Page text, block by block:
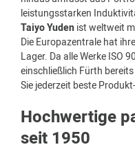
leistungsstarken
Taiyo Yudenist weltweit
Die Europazentrale hat
Lager. Da alle Werke ISO
einschließlich Fürth
Sie jederzeit beste
Hochwertige
seit 1950